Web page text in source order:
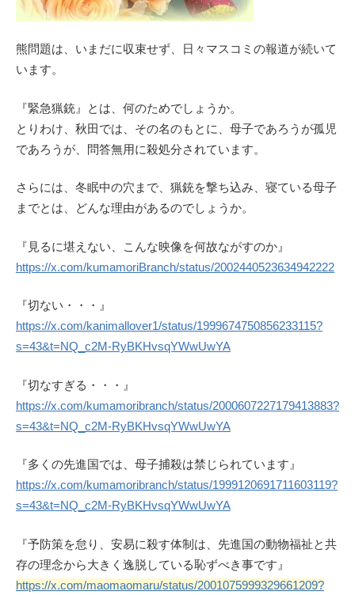
熊問題は、いまだに収束せず、日々マスコミの報道が続いて
います。
『緊急猟銃』とは、何のためでしょうか。
とりわけ、秋田では、その名のもとに、母子であろうが孤児
であろうが、問答無用に殺処分されています。
さらには、冬眠中の穴まで、猟銃を撃ち込み、寝ている母子
までとは、どんな理由があるのでしょうか。
『見るに堪えない、こんな映像を何故ながすのか』
https://x.com/kumamoriBranch/status/2002440523634942222
『切ない・・・』
https://x.com/kanimallover1/status/1999674750856233115?
s=43&t=NQ_c2M-RyBKHvsqYWwUwYA
『切なすぎる・・・』
https://x.com/kumamoribranch/status/2000607227179413883?
s=43&t=NQ_c2M-RyBKHvsqYWwUwYA
『多くの先進国では、母子捕殺は禁じられています』
https://x.com/kumamoribranch/status/1999120691711603119?
s=43&t=NQ_c2M-RyBKHvsqYWwUwYA
『予防策を怠り、安易に殺す体制は、先進国の動物福祉と共
存の理念から大きく逸脱している恥ずべき事です』
https://x.com/maomaomaru/status/2001075999329661209?